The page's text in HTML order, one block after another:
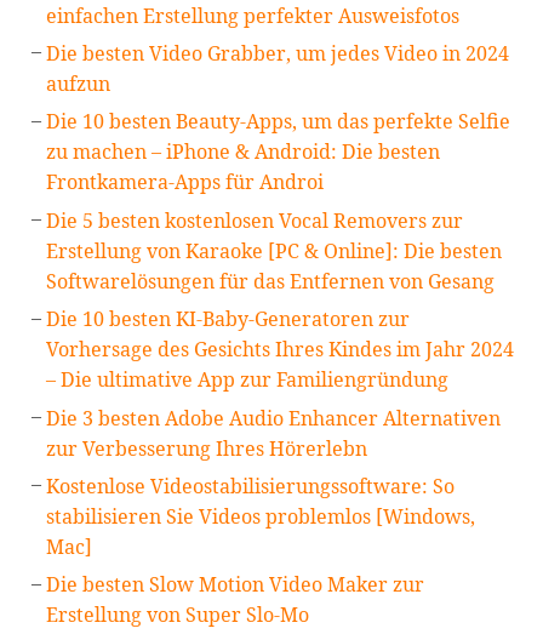
einfachen Erstellung perfekter Ausweisfotos
Die besten Video Grabber, um jedes Video in 2024
aufzun
Die 10 besten Beauty-Apps, um das perfekte Selfie
zu machen – iPhone & Android: Die besten
Frontkamera-Apps für Androi
Die 5 besten kostenlosen Vocal Removers zur
Erstellung von Karaoke [PC & Online]: Die besten
Softwarelösungen für das Entfernen von Gesang
Die 10 besten KI-Baby-Generatoren zur
Vorhersage des Gesichts Ihres Kindes im Jahr 2024
– Die ultimative App zur Familiengründung
Die 3 besten Adobe Audio Enhancer Alternativen
zur Verbesserung Ihres Hörerlebn
Kostenlose Videostabilisierungssoftware: So
stabilisieren Sie Videos problemlos [Windows,
Mac]
Die besten Slow Motion Video Maker zur
Erstellung von Super Slo-Mo